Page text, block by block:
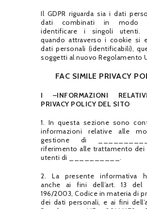
Il GDPR riguarda sia i dati
dati combinati in modo
identificare i singoli utenti.
quando attraverso i cookie si
dati personali (identificabili),
soggetti al nuovo Regolamento
FAC SIMILE PRIVACY
I –INFORMAZIONI
PRIVACY POLICY DEL SITO
1. In questa sezione sono
informazioni relative alle
gestione di
riferimento alle trattamento dei
utenti di __________.
2. La presente informativa
anche ai fini dell’art. 13 del
196/2003, Codice in materia di
dei dati personali, e ai fini